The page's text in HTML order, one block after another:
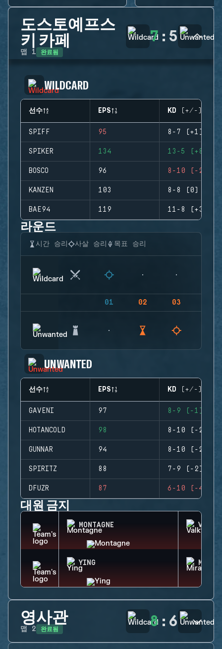
도스토예프스
키 카페
맵 1 완료됨
7 : 5
WILDCARD
선수 EPS KD (+/-)
SPIFF 95 8-7 (+1)
SPIKER 134 13-5 (+8)
BOSCO 96 8-10 (-2)
KANZEN 103 8-8 (0)
BAE94 119 11-8 (+3)
라운드
시간 승리 사살 승리 목표 승리
01 02 03
UNWANTED
선수 EPS KD (+/-)
GAVENI 97 8-9 (-1)
HOTANCOLD 98 8-10 (-2)
GUNNAR 94 8-10 (-2)
SPIRITZ 88 7-9 (-2)
DFUZR 87 6-10 (-4)
대원 금지
MONTAGNE
YING MIRA
영사관
맵 2 완료됨 8 : 6